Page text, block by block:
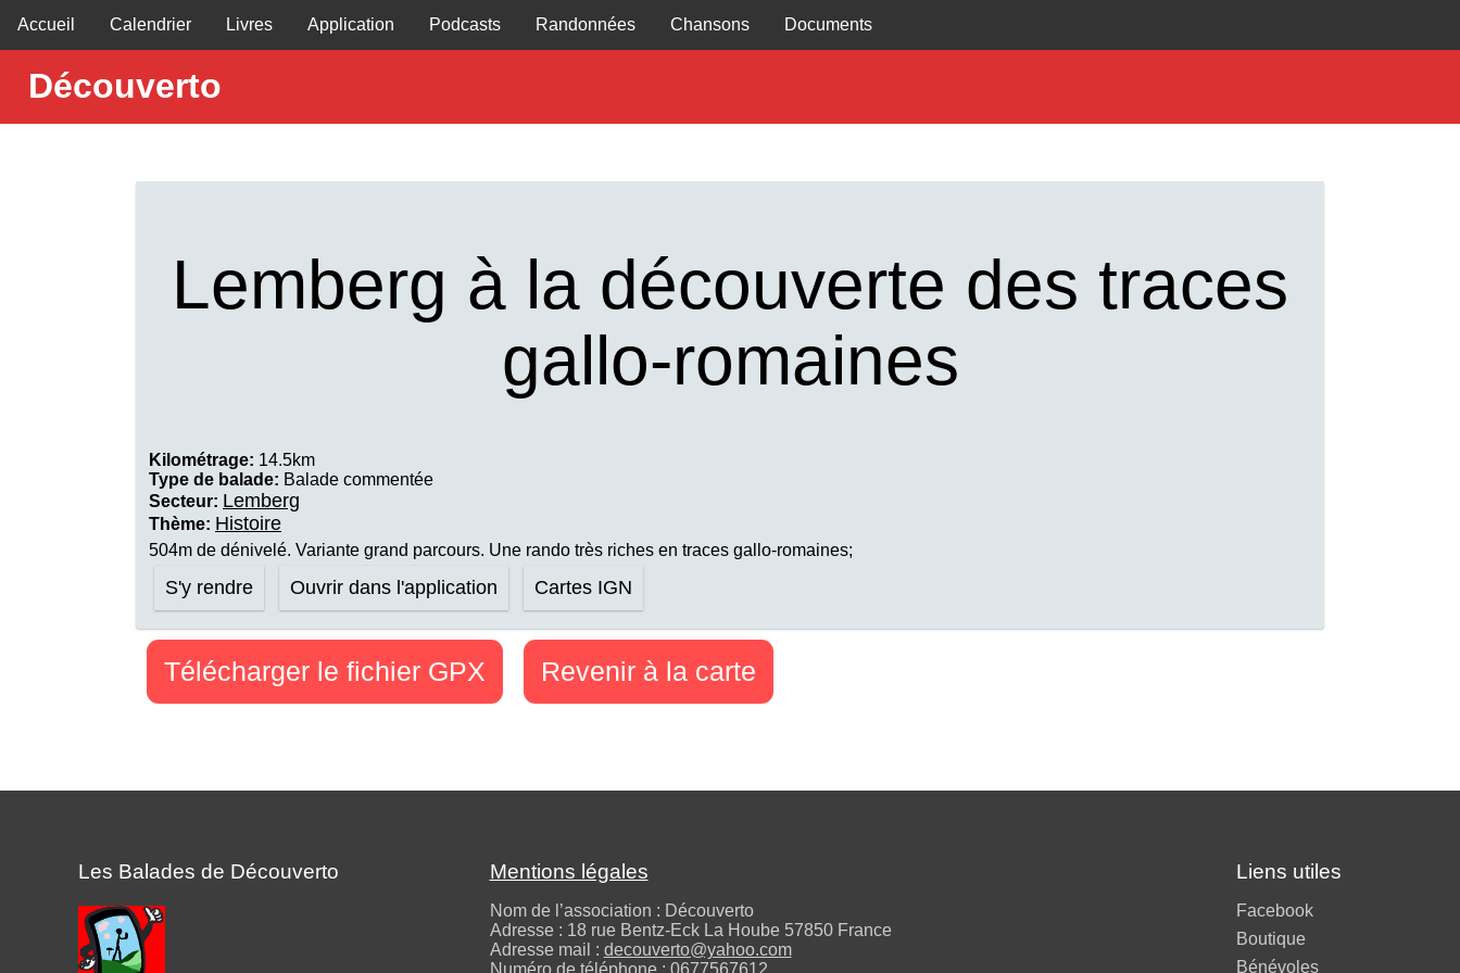
Accueil Calendrier Livres Application Podcasts Randonnées Chansons Documents
Découverto
Lemberg à la découverte des traces
gallo-romaines
Kilométrage: 14.5km
Type de balade: Balade commentée
Secteur: Lemberg
Thème: Histoire
504m de dénivelé. Variante grand parcours. Une rando très riches en traces gallo-romaines;
S'y rendre Ouvrir dans l'application Cartes IGN
Télécharger le fichier GPX Revenir à la carte
Les Balades de Découverto Mentions légales
Nom de l’association : Découverto
Adresse : 18 rue Bentz-Eck La Hoube 57850 France
Adresse mail : decouverto@yahoo.com
Numéro de téléphone : 0677567612
Liens utiles
Facebook
Boutique
Bénévoles